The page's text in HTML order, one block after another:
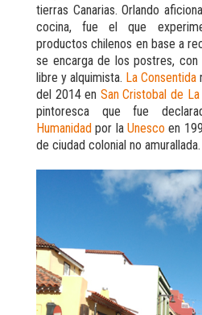
tierras Canarias. Orlando
cocina, fue el que
productos chilenos en base a
se encarga de los postres, con
libre y alquimista. La Consentida
del 2014 en San Cristobal de La
pintoresca que fue
Humanidad por la Unesco en
de ciudad colonial no amurallada.